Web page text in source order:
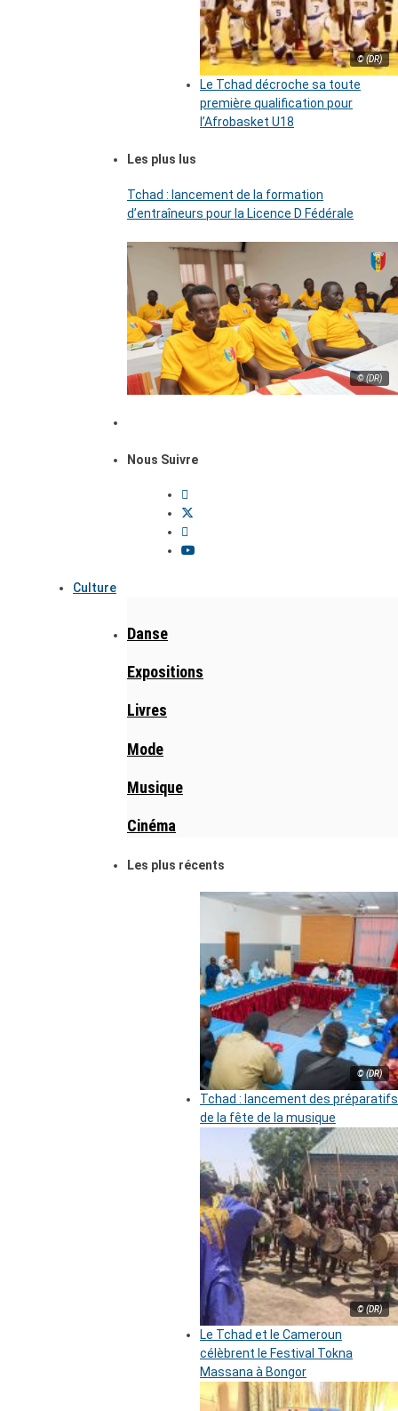
© (DR)
Le Tchad décroche sa toute
première qualification pour
l’Afrobasket U18
Les plus lus
Tchad : lancement de la formation
d’entraîneurs pour la Licence D Fédérale
© (DR)
Nous Suivre
Culture
Danse
Expositions
Livres
Mode
Musique
Cinéma
Les plus récents
© (DR)
Tchad : lancement des préparatifs
de la fête de la musique
© (DR)
Le Tchad et le Cameroun
célèbrent le Festival Tokna
Massana à Bongor